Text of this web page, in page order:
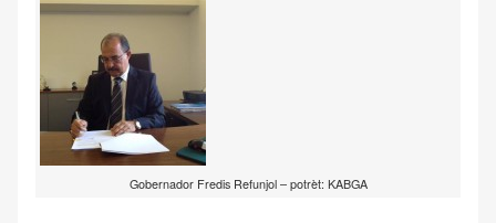
Gobernador Fredis Refunjol – potrèt: KABGA